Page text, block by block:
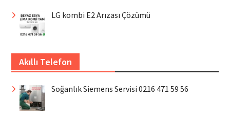
LG kombi E2 Arızası Çözümü
Akıllı Telefon
Soğanlık Siemens Servisi 0216 471 59 56